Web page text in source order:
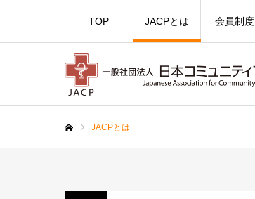
TOP JACPとは 会員制度
JACPとは